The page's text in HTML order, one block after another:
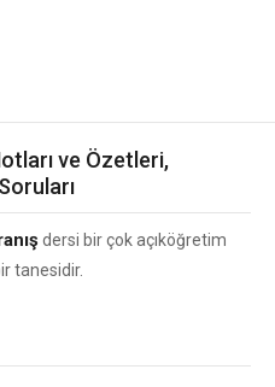
ve Özetleri,
dersi bir çok açıköğretim
tanesidir.